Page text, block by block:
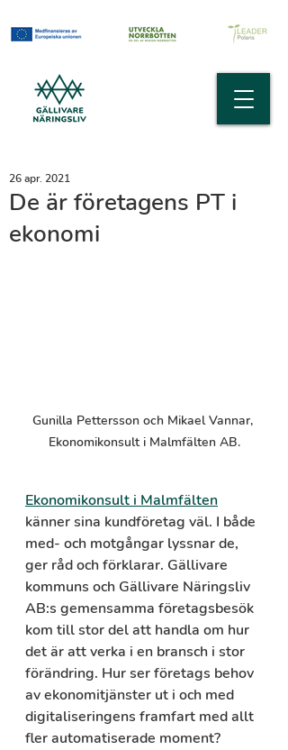
De är företagens PT i
ekonomi
26 apr. 2021
Gunilla Pettersson och Mikael Vannar,
Ekonomikonsult i Malmfälten AB.
Ekonomikonsult i Malmfälten
känner sina kundföretag väl. I både
med- och motgångar lyssnar de,
ger råd och förklarar. Gällivare
kommuns och Gällivare Näringsliv
AB:s gemensamma företagsbesök
kom till stor del att handla om hur
det är att verka i en bransch i stor
förändring. Hur ser företags behov
av ekonomitjänster ut i och med
digitaliseringens framfart med allt
fler automatiserade moment?